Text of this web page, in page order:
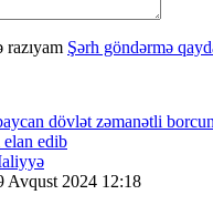
Şərh göndərmə
Avqust 2024 12:18